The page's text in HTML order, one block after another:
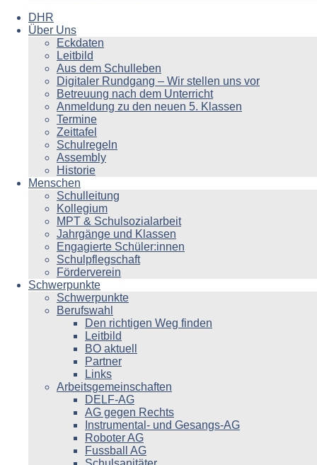
DHR
Über Uns
Eckdaten
Leitbild
Aus dem Schulleben
Digitaler Rundgang – Wir stellen uns vor
Betreuung nach dem Unterricht
Anmeldung zu den neuen 5. Klassen
Termine
Zeittafel
Schulregeln
Assembly
Historie
Menschen
Schulleitung
Kollegium
MPT & Schulsozialarbeit
Jahrgänge und Klassen
Engagierte Schüler:innen
Schulpflegschaft
Förderverein
Schwerpunkte
Schwerpunkte
Berufswahl
Den richtigen Weg finden
Leitbild
BO aktuell
Partner
Links
Arbeitsgemeinschaften
DELF-AG
AG gegen Rechts
Instrumental- und Gesangs-AG
Roboter AG
Fussball AG